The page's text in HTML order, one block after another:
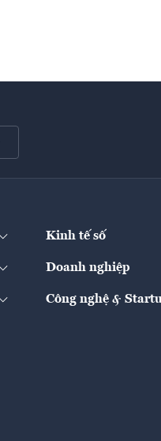
Kinh tế số
Doanh nghiệp
Công nghệ &